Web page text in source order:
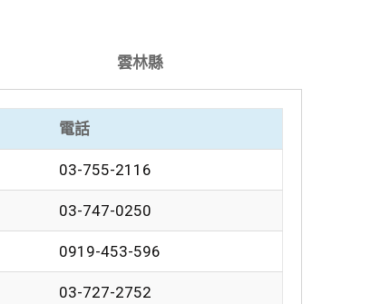
雲林縣
電話
03-755-2116
03-747-0250
0919-453-596
03-727-2752